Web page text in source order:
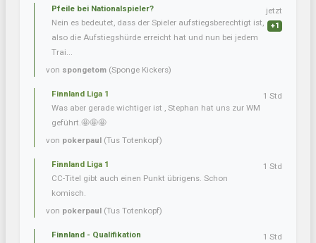
Pfeile bei Nationalspieler?
Nein es bedeutet, dass der Spieler aufstiegsberechtigt ist,
also die Aufstiegshürde erreicht hat und nun bei jedem
Trai...
von spongetom (Sponge Kickers)
jetzt
+1
Finnland Liga 1
Was aber gerade wichtiger ist , Stephan hat uns zur WM
geführt.🤩🤩🤩
von pokerpaul (Tus Totenkopf)
1 Std
Finnland Liga 1
CC-Titel gibt auch einen Punkt übrigens. Schon
komisch.
von pokerpaul (Tus Totenkopf)
1 Std
Finnland - Qualifikation
1 Std